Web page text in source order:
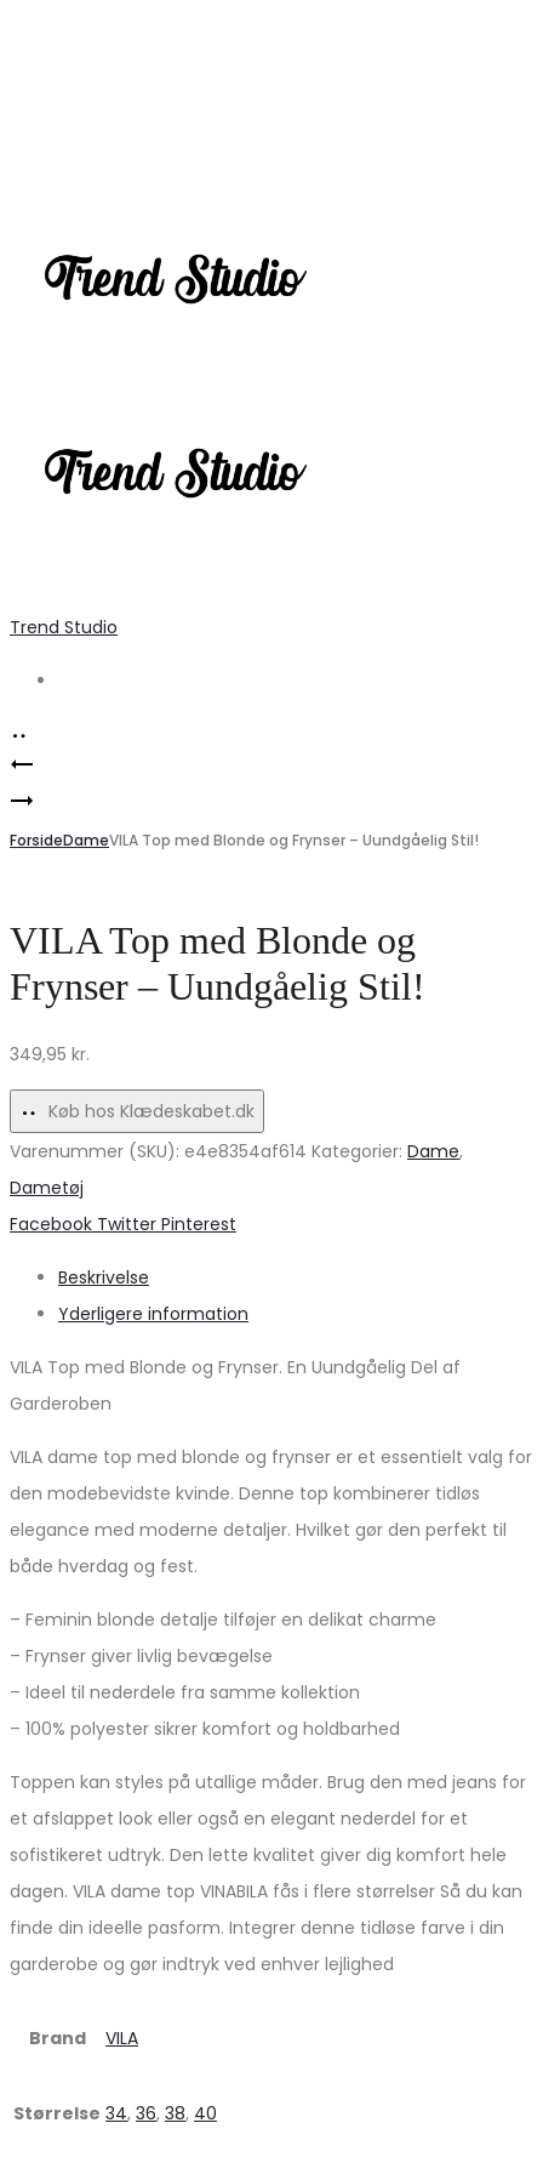
Trend Studio
Product
navigation
Chateau
–
Aqua
Udsalg!
Elegant
camel
kvinder
–
68181
på
udsalg!
ForsideDameVILA Top med Blonde og Frynser – Uundgåelig Stil!
VILA Top med Blonde og
Frynser – Uundgåelig Stil!
349,95 kr.
Køb hos Klædeskabet.dk
Varenummer (SKU): e4e8354af614 Kategorier: Dame,
Dametøj
Share
Facebook Twitter Pinterest
Beskrivelse
Yderligere information
VILA Top med Blonde og Frynser. En Uundgåelig Del af
Garderoben
VILA dame top med blonde og frynser er et essentielt valg for
den modebevidste kvinde. Denne top kombinerer tidløs
elegance med moderne detaljer. Hvilket gør den perfekt til
både hverdag og fest.
– Feminin blonde detalje tilføjer en delikat charme
– Frynser giver livlig bevægelse
– Ideel til nederdele fra samme kollektion
– 100% polyester sikrer komfort og holdbarhed
Toppen kan styles på utallige måder. Brug den med jeans for
et afslappet look eller også en elegant nederdel for et
sofistikeret udtryk. Den lette kvalitet giver dig komfort hele
dagen. VILA dame top VINABILA fås i flere størrelser Så du kan
finde din ideelle pasform. Integrer denne tidløse farve i din
garderobe og gør indtryk ved enhver lejlighed
Brand VILA
Størrelse 34, 36, 38, 40